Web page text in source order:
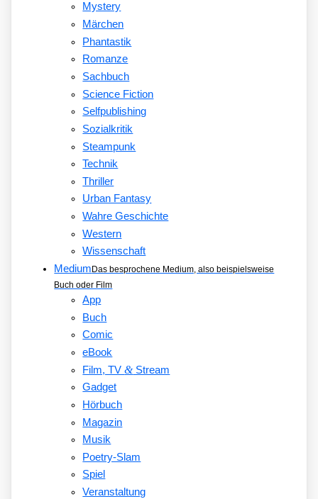
Mystery
Märchen
Phantastik
Romanze
Sachbuch
Science Fiction
Selfpublishing
Sozialkritik
Steampunk
Technik
Thriller
Urban Fantasy
Wahre Geschichte
Western
Wissenschaft
Medium Das besprochene Medium, also beispielsweise
Buch oder Film
App
Buch
Comic
eBook
Film, TV&Stream
Gadget
Hörbuch
Magazin
Musik
Poetry-Slam
Spiel
Veranstaltung